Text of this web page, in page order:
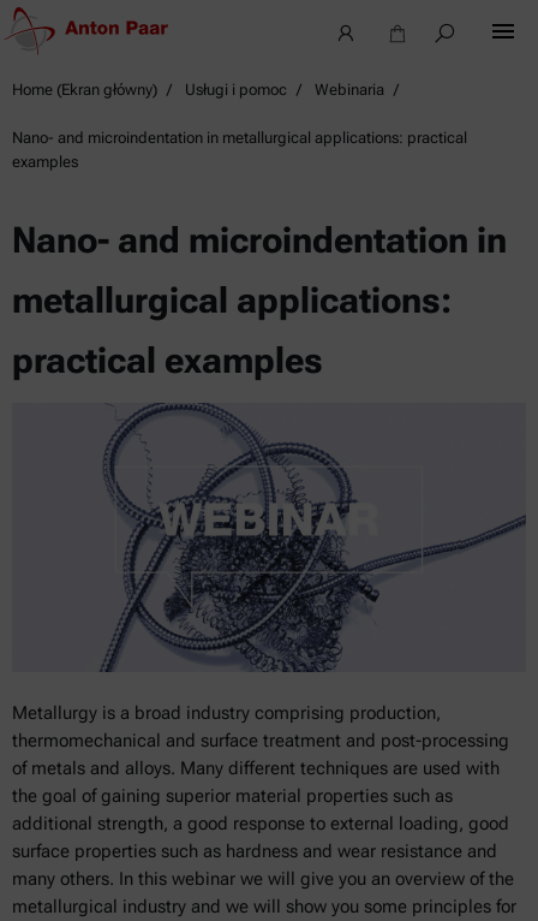
Home (Ekran główny) Usługi i pomoc Webinaria
Nano- and microindentation in metallurgical applications: practical
examples
Nano- and microindentation in
metallurgical applications:
practical examples
Metallurgy is a broad industry comprising production,
thermomechanical and surface treatment and post-processing
of metals and alloys. Many different techniques are used with
the goal of gaining superior material properties such as
additional strength, a good response to external loading, good
surface properties such as hardness and wear resistance and
many others. In this webinar we will give you an overview of the
metallurgical industry and we will show you some principles for